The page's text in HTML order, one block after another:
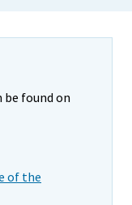
be found on
of the